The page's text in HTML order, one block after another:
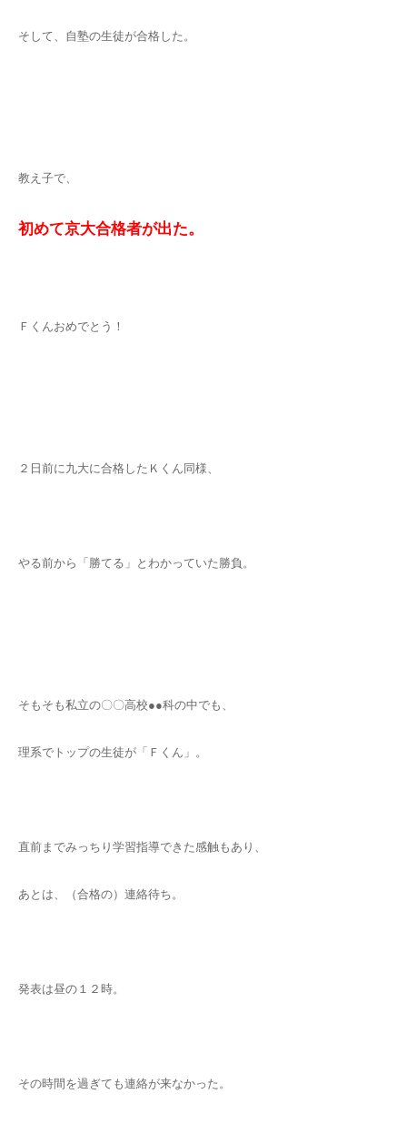
そして、自塾の生徒が合格した。
教え子で、
初めて京大合格者が出た。
Ｆくんおめでとう！
２日前に九大に合格したＫくん同様、
やる前から「勝てる」とわかっていた勝負。
そもそも私立の〇〇高校●●科の中でも、
理系でトップの生徒が「Ｆくん」。
直前までみっちり学習指導できた感触もあり、
あとは、（合格の）連絡待ち。
発表は昼の１２時。
その時間を過ぎても連絡が来なかった。